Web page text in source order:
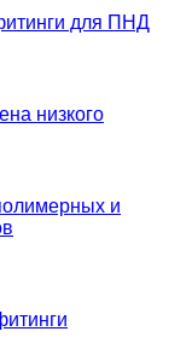
для ПНД
низкого
и